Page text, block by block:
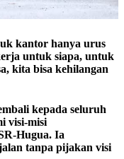
kantor hanya urus
untuk siapa, untuk
kita bisa kehilangan
kepada seluruh
visi-misi
Hugua. Ia
tanpa pijakan visi